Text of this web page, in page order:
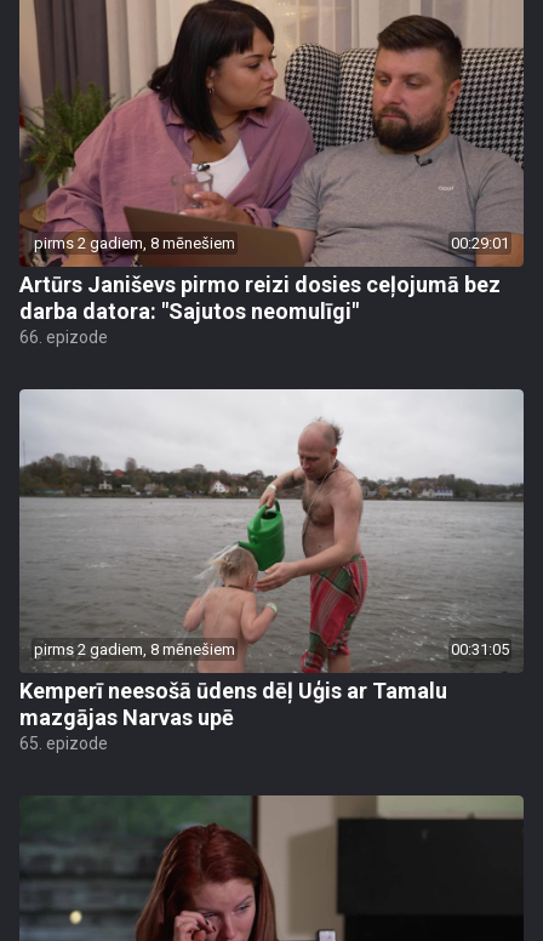
pirms 2 gadiem, 8 mēnešiem 00:29:01
Artūrs Janiševs pirmo reizi dosies ceļojumā bez
darba datora: "Sajutos neomulīgi"
66. epizode
pirms 2 gadiem, 8 mēnešiem 00:31:05
Kemperī neesošā ūdens dēļ Uģis ar Tamalu
mazgājas Narvas upē
65. epizode